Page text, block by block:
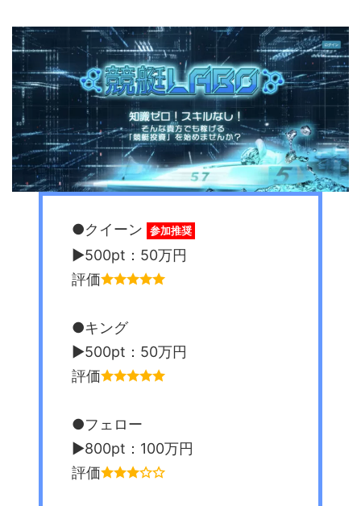
●クイーン 参加推奨
▶︎500pt：50万円
評価
●キング
▶︎500pt：50万円
評価
●フェロー
▶︎800pt：100万円
評価